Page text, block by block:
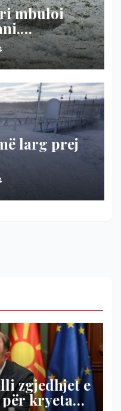
mbuloi
36 në 19
larg prej
zgjedhjet e
për kryetar